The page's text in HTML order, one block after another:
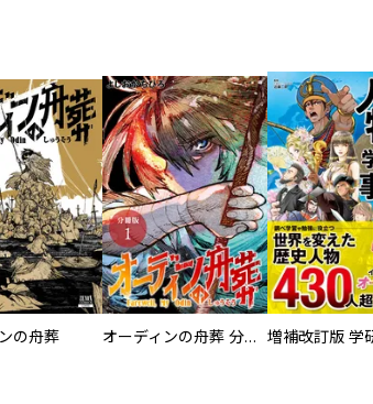
の舟葬 オーディンの舟葬 分冊版